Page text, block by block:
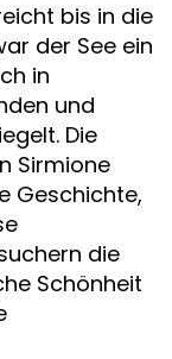
bis in die
der See ein
in
und
Die
Sirmione
Geschichte,
die
Schönheit